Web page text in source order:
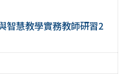
智慧教學實務教師研習2